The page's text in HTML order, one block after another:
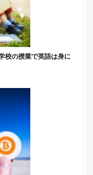
校の授業で英語は身に